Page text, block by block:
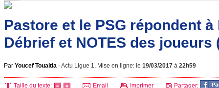
Pastore et le PSG répondent à
Débrief et NOTES des joueurs
Par Youcef Touaitia -Actu Ligue 1, Mise en ligne: le 19/03/2017 à 22h59
Taille du texte: Email Imprimer Partager: